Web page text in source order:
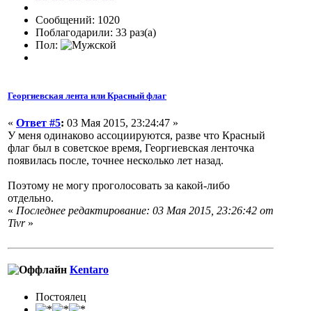
Сообщений: 1020
Поблагодарили: 33 раз(а)
Пол:
Георгиевская лента или Красный флаг
« Ответ #5: 03 Мая 2015, 23:24:47 »
У меня одинаково ассоциируются, разве что Красный
флаг был в советское время, Георгиевская ленточка
появилась после, точнее несколько лет назад.
Поэтому не могу проголосовать за какой-либо
отдельно.
« Последнее редактирование: 03 Мая 2015, 23:26:42 от
Tivr»
Kentaro
Постоялец